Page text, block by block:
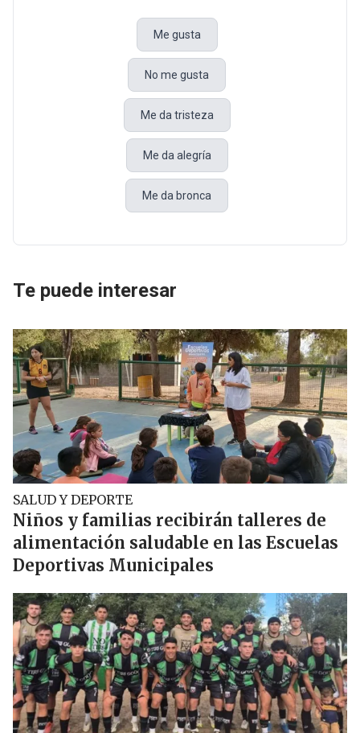
Me gusta
No me gusta
Me da tristeza
Me da alegría
Me da bronca
Te puede interesar
SALUD Y DEPORTE
Niños y familias recibirán talleres de
alimentación saludable en las Escuelas
Deportivas Municipales